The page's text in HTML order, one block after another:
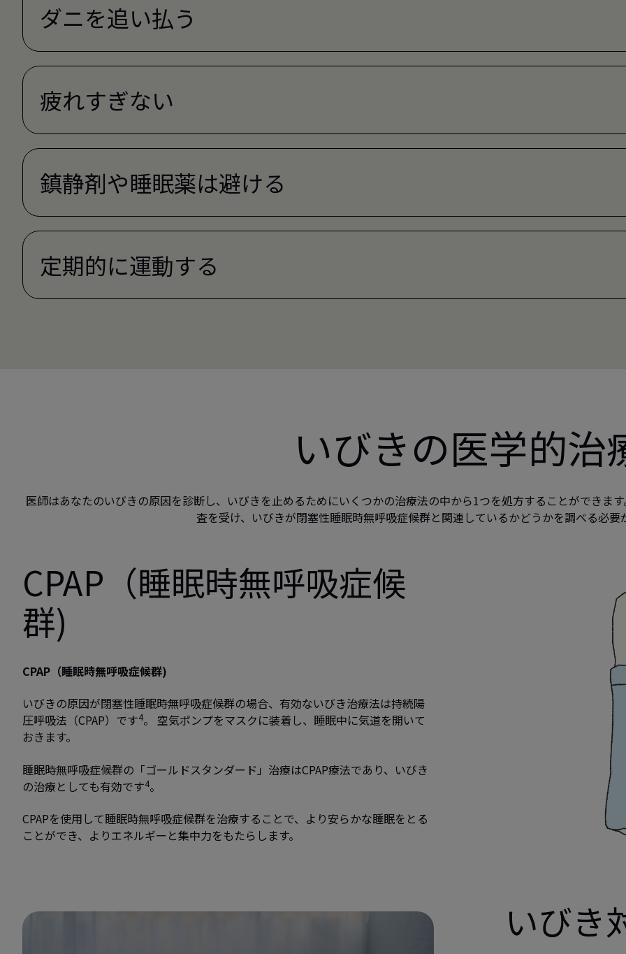
ダニを追い払う
疲れすぎない
鎮静剤や睡眠薬は避ける
定期的に運動する
いびきの医学的治
医師はあなたのいびきの原因を診断し、いびきを止めるためにいくつかの治療法の中から1つを処方することができま
査を受け、いびきが閉塞性睡眠時無呼吸症候群と関連しているかどうかを調べる必
CPAP（睡眠時無呼吸症候
群)
CPAP（睡眠時無呼吸症候群)
いびきの原因が閉塞性睡眠時無呼吸症候群の場合、有効ないびき治療法は持続陽
圧呼吸法（CPAP）です4。 空気ポンプをマスクに装着し、睡眠中に気道を開いて
おきます。
睡眠時無呼吸症候群の「ゴールドスタンダード」治療はCPAP療法であり、いびき
の治療としても有効です4。
CPAPを使用して睡眠時無呼吸症候群を治療することで、より安らかな睡眠をとる
ことができ、よりエネルギーと集中力をもたらします。
いびき